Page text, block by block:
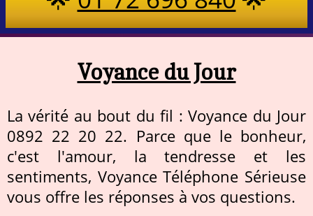
Voyance du Jour
La vérité au bout du fil : Voyance du Jour
0892 22 20 22. Parce que le bonheur,
c'est l'amour, la tendresse et les
sentiments, Voyance Téléphone Sérieuse
vous offre les réponses à vos questions.